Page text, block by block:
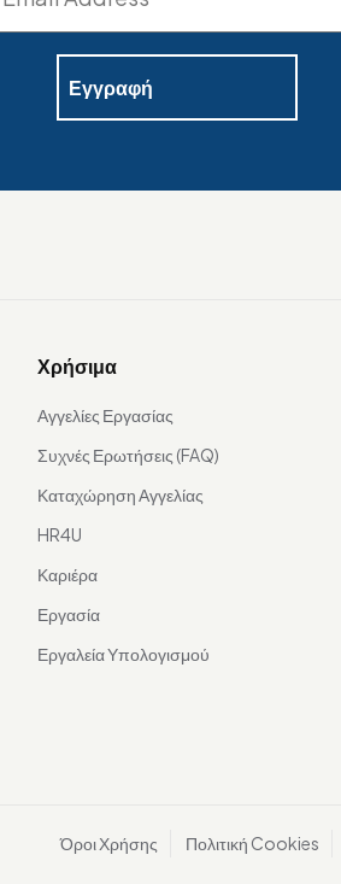
Χρήσιμα
Αγγελίες Εργασίας
Συχνές Ερωτήσεις (FAQ)
Καταχώρηση Αγγελίας
HR4U
Καριέρα
Εργασία
Εργαλεία Υπολογισμού
Όροι Χρήσης Πολιτική Cookies